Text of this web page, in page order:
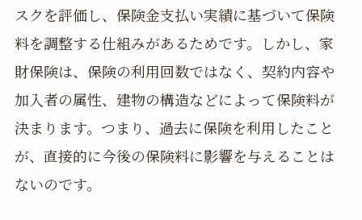
スクを評価し、保険金支払い実績に基づいて保険
料を調整する仕組みがあるためです。しかし、家
財保険は、保険の利用回数ではなく、契約内容や
加入者の属性、建物の構造などによって保険料が
決まります。つまり、過去に保険を利用したこと
が、直接的に今後の保険料に影響を与えることは
ないのです。